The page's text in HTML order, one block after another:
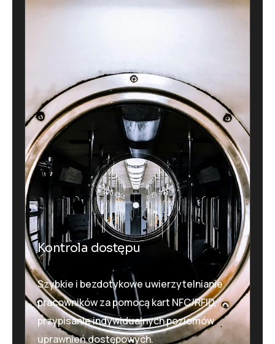
Kontrola dostępu
dkjjnvkjdfnkdjfbkvjd
Szybkie i bezdotykowe uwierzytelnianie
pracowników za pomocą kart NFC/RFID,
przypisanie indywidualnych poziomów
uprawnień dostępowych.